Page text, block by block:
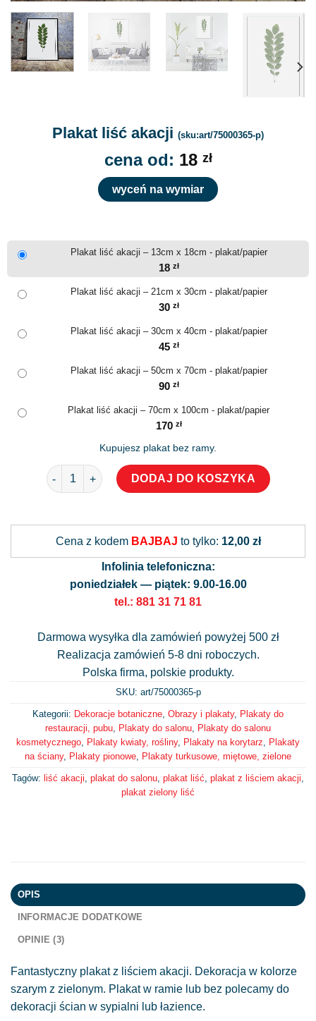
Plakat liść akacji (sku:art/75000365-p)
cena od: 18 zł
wyceń na wymiar
Plakat liść akacji – 13cm x 18cm - plakat/papier
18 zł
Plakat liść akacji – 21cm x 30cm - plakat/papier
30 zł
Plakat liść akacji – 30cm x 40cm - plakat/papier
45 zł
Plakat liść akacji – 50cm x 70cm - plakat/papier
90 zł
Plakat liść akacji – 70cm x 100cm - plakat/papier
170 zł
Kupujesz plakat bez ramy.
ilość Plakat liść akacji
DODAJ DO KOSZYKA
Cena z kodem BAJBAJ to tylko: 12,00 zł
Infolinia telefoniczna:
poniedziałek — piątek: 9.00-16.00
tel.: 881 31 71 81
Darmowa wysyłka dla zamówień powyżej 500 zł
Realizacja zamówień 5-8 dni roboczych.
Polska firma, polskie produkty.
SKU: art/75000365-p
Kategorii: Dekoracje botaniczne Obrazy i plakaty, Plakaty do
restauracji, pubu
Plakaty do salonu
Plakaty do salonu
kosmetycznego
Plakaty kwiaty, rośliny, Plakaty na korytarz
Plakaty
na ściany, Plakaty pionowe Plakaty turkusowe, miętowe, zielone
Tagów: liść akacji plakat do salonu plakat liść plakat z liściem akacji
plakat zielony liść
OPIS
INFORMACJE DODATKOWE
OPINIE (3)
Fantastyczny plakat z liściem akacji. Dekoracja w kolorze
szarym z zielonym. Plakat w ramie lub bez polecamy do
dekoracji ścian w sypialni lub łazience.